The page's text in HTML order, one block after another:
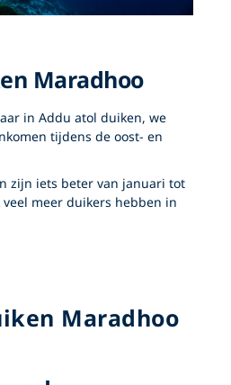
Maradhoo
in Addu atol duiken, we
tijdens de oost- en
zijn iets beter van januari tot
meer duikers hebben in
Maradhoo